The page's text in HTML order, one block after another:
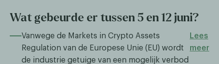
Wat gebeurde er tussen 5 en 12 juni?
Vanwege de Markets in Crypto Assets
Regulation van de Europese Unie (EU) wordt
de industrie getuige van een mogelijk verbod
Lees
meer